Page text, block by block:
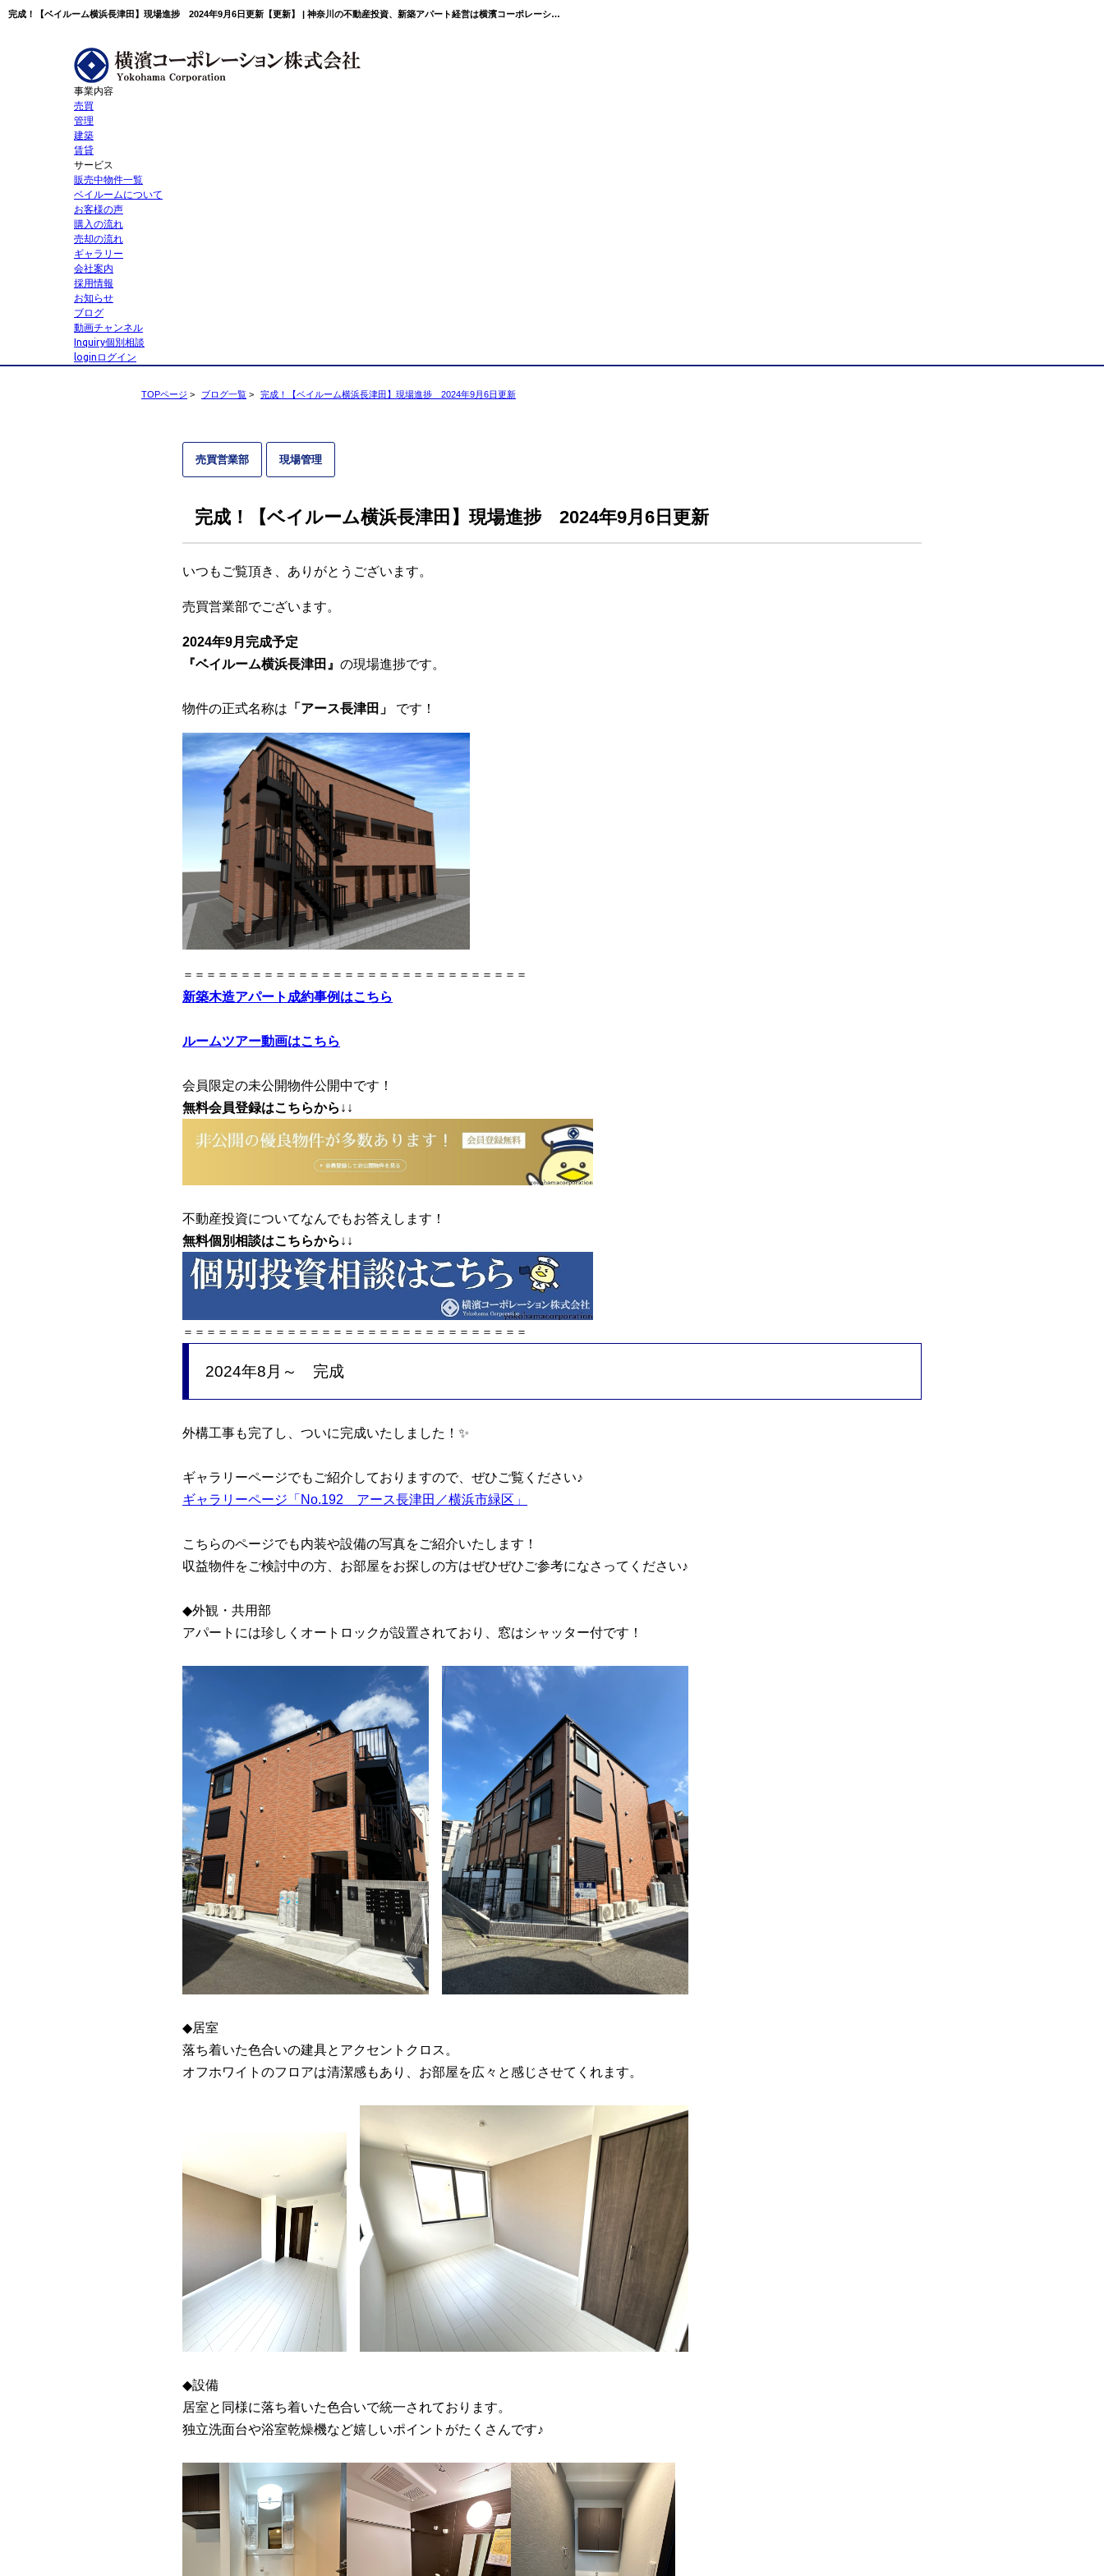
完成！【ベイルーム横浜長津田】現場進捗 2024年9月6日更新【更新】 | 神奈川の不動産投資、新築アパート経営は横濱コーポレーション
事業内容
売買
管理
建築
賃貸
サービス
販売中物件一覧
ベイルームについて
お客様の声
購入の流れ
売却の流れ
ギャラリー
会社案内
採用情報
お知らせ
ブログ
動画チャンネル
Inquiry個別相談
login ログイン
TOPページ > ブログ一覧 > 完成！【ベイルーム横浜長津田】現場進捗 2024年9月6日更新
売買営業部 現場管理
完成！【ベイルーム横浜長津田】現場進捗 2024年9月6日更新
いつもご覧頂き、ありがとうございます。
売買営業部でございます。
2024年9月完成予定
『ベイルーム横浜長津田』 の現場進捗です。
物件の正式名称は 「アース長津田」 です！
＝＝＝＝＝＝＝＝＝＝＝＝＝＝＝＝＝＝＝＝＝＝＝＝＝＝＝＝＝＝
新築木造アパート成約事例はこちら
ルームツアー動画はこちら
会員限定の未公開物件公開中です！
無料会員登録はこちらから ↓↓
不動産投資についてなんでもお答えします！
無料個別相談はこちらから ↓↓
＝＝＝＝＝＝＝＝＝＝＝＝＝＝＝＝＝＝＝＝＝＝＝＝＝＝＝＝＝＝
2024年8月～ 完成
外構工事も完了し、ついに完成いたしました！✨
ギャラリーページでもご紹介しておりますので、ぜひご覧ください♪
ギャラリーページ「No.192 アース長津田／横浜市緑区」
こちらのページでも内装や設備の写真をご紹介いたします！
収益物件をご検討中の方、お部屋をお探しの方はぜひぜひご参考になさってください♪
◆外観・共用部
アパートには珍しくオートロックが設置されており、窓はシャッター付です！
◆居室
落ち着いた色合いの建具とアクセントクロス。
オフホワイトのフロアは清潔感もあり、お部屋を広々と感じさせてくれます。
◆設備
居室と同様に落ち着いた色合いで統一されております。
独立洗面台や浴室乾燥機など嬉しいポイントがたくさんです♪